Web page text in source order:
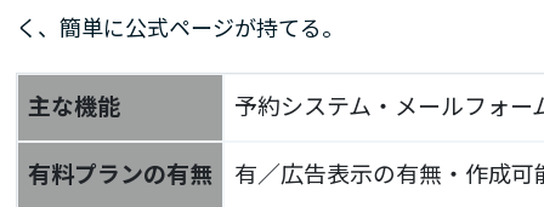
く、簡単に公式ページが持てる。
主な機能
有料プランの有無
予約システム・メールフォ
有／広告表示の有無・作成